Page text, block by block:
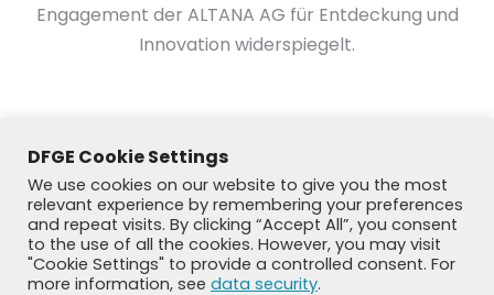
Engagement der ALTANA AG für Entdeckung und
Innovation widerspiegelt.
DFGE Cookie Settings
We use cookies on our website to give you the most
relevant experience by remembering your preferences
and repeat visits. By clicking “Accept All”, you consent
to the use of all the cookies. However, you may visit
"Cookie Settings" to provide a controlled consent. For
more information, see data security.